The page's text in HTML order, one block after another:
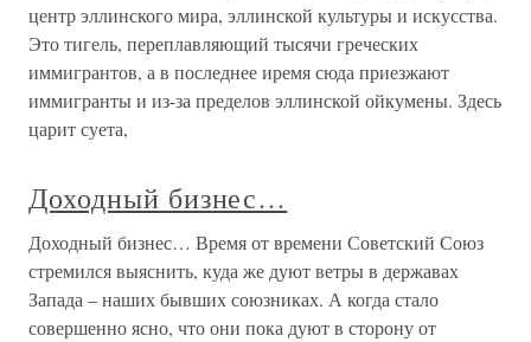
центр эллинского мира, эллинской культуры и искусства.
Это тигель, переплавляющий тысячи греческих
иммигрантов, а в последнее иремя сюда приезжают
иммигранты и из-за пределов эллинской ойкумены. Здесь
царит суета,
Доходный бизнес…
Доходный бизнес… Время от времени Советский Союз
стремился выяснить, куда же дуют ветры в державах
Запада – наших бывших союзниках. А когда стало
совершенно ясно, что они пока дуют в сторону от